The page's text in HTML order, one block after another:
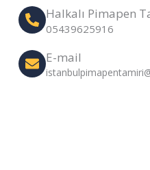
Halkalı Pimapen
05439625916
E-mail